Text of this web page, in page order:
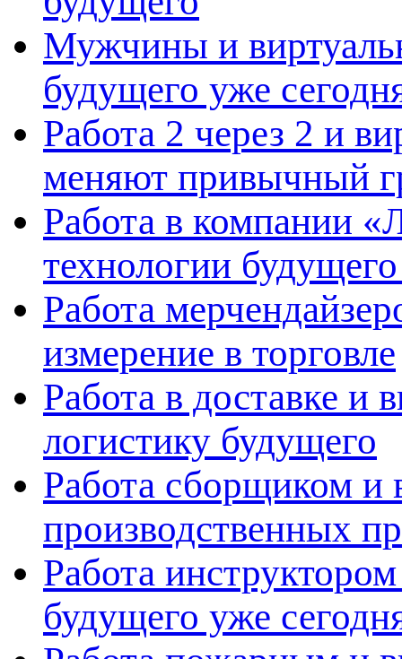
Мужчины и
будущего уже
Работа 2 через 2 и
меняют привычный
Работа в компании
технологии
Работа
измерение в торговле
Работа в доставке и
логистику будущего
Работа сборщиком и
производственных
Работа
будущего уже